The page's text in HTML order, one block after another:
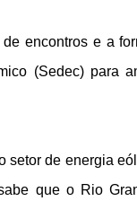
encontros e a
(Sedec) para
setor de energia
que o Rio